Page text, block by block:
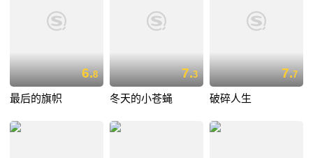
6.8
最后的旗帜
7.3
冬天的小苍蝇
7.7
破碎人生